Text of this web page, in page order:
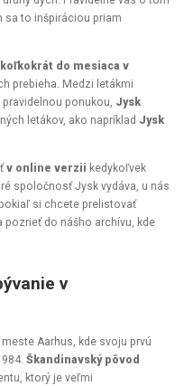
sa to inšpiráciou priam
do mesiaca v
prebieha. Medzi letákmi
ponukou, Jysk
letákov, ako napríklad Jysk
v online verzii kedykoľvek
spoločnosť Jysk vydáva, u nás
si chcete prelistovať
pozrieť do nášho archívu, kde
v
Aarhus, kde svoju prvú
Škandinavský pôvod
ktorý je veľmi